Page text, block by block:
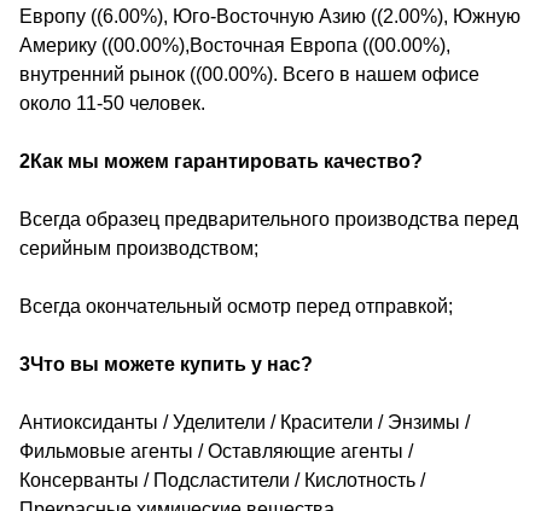
Европу ((6.00%), Юго-Восточную Азию ((2.00%), Южную
Америку ((00.00%),Восточная Европа ((00.00%),
внутренний рынок ((00.00%). Всего в нашем офисе
около 11-50 человек.
2Как мы можем гарантировать качество?
Всегда образец предварительного производства перед
серийным производством;
Всегда окончательный осмотр перед отправкой;
3Что вы можете купить у нас?
Антиоксиданты / Уделители / Красители / Энзимы /
Фильмовые агенты / Оставляющие агенты /
Консерванты / Подсластители / Кислотность /